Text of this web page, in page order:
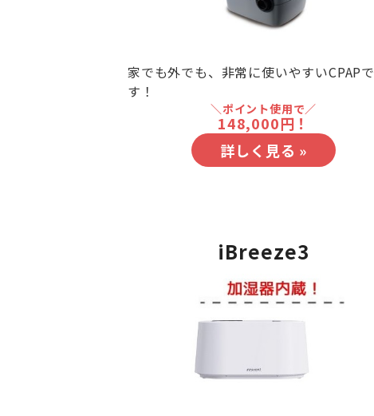
家でも外でも、非常に使いやすいCPAPで
す！
＼ポイント使用で／
148,000円！
詳しく見る »
iBreeze3